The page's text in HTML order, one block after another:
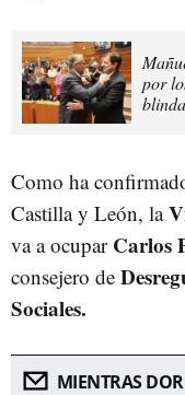
por
Como ha
Castilla y León, la
va a ocupar Carlos
consejero de
Sociales.
MIENTRAS